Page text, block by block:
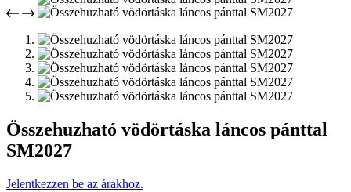
Összehuzható vödörtáska láncos pánttal
SM2027
Jelentkezzen be az árakhoz.